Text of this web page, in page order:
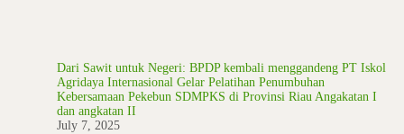
Dari Sawit untuk Negeri: BPDP kembali menggandeng PT Iskol
Agridaya Internasional Gelar Pelatihan Penumbuhan
Kebersamaan Pekebun SDMPKS di Provinsi Riau Angakatan I
dan angkatan II
July 7, 2025